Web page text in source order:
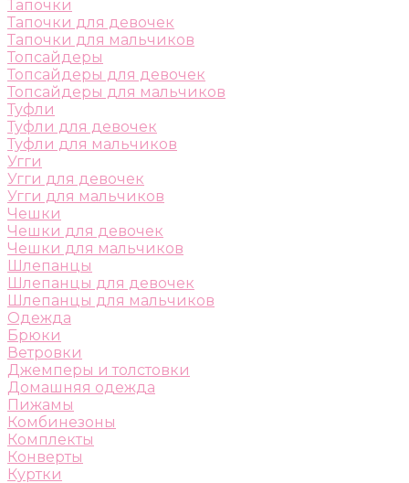
Тапочки
Тапочки для девочек
Тапочки для мальчиков
Топсайдеры
Топсайдеры для девочек
Топсайдеры для мальчиков
Туфли
Туфли для девочек
Туфли для мальчиков
Угги
Угги для девочек
Угги для мальчиков
Чешки
Чешки для девочек
Чешки для мальчиков
Шлепанцы
Шлепанцы для девочек
Шлепанцы для мальчиков
Одежда
Брюки
Ветровки
Джемперы и толстовки
Домашняя одежда
Пижамы
Комбинезоны
Комплекты
Конверты
Куртки